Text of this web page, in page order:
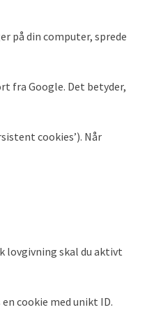
på din computer, sprede
fra Google. Det betyder,
cookies’). Når
lovgivning skal du aktivt
cookie med unikt ID.